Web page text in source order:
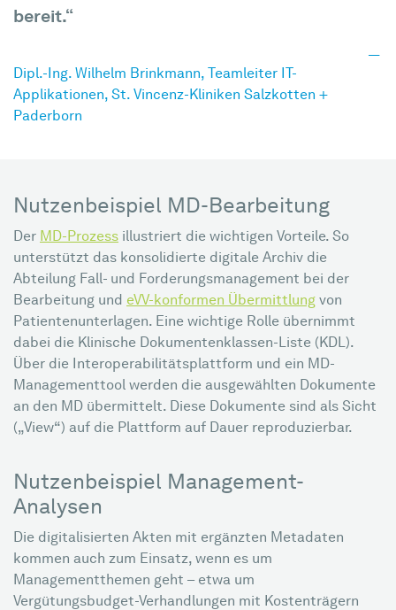
bereit.“
Dipl.-Ing. Wilhelm Brinkmann, Teamleiter IT-
Applikationen, St. Vincenz-Kliniken Salzkotten +
Paderborn
Nutzenbeispiel MD-Bearbeitung
Der MD-Prozess illustriert die wichtigen Vorteile. So
unterstützt das konsolidierte digitale Archiv die
Abteilung Fall- und Forderungsmanagement bei der
Bearbeitung und eVV-konformen Übermittlung von
Patientenunterlagen. Eine wichtige Rolle übernimmt
dabei die Klinische Dokumentenklassen-Liste (KDL).
Über die Interoperabilitätsplattform und ein MD-
Managementtool werden die ausgewählten Dokumente
an den MD übermittelt. Diese Dokumente sind als Sicht
(„View“) auf die Plattform auf Dauer reproduzierbar.
Nutzenbeispiel Management-
Analysen
Die digitalisierten Akten mit ergänzten Metadaten
kommen auch zum Einsatz, wenn es um
Managementthemen geht – etwa um
Vergütungsbudget-Verhandlungen mit Kostenträgern